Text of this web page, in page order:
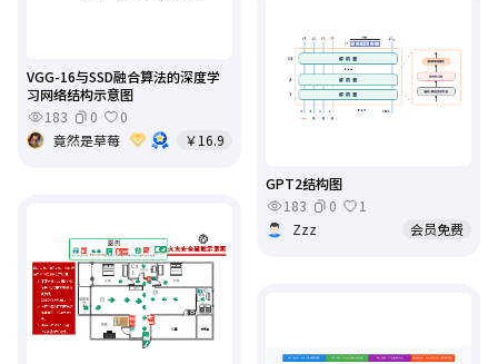
VGG-16与SSD融合算法的深度学
习网络结构示意图
183
0
0
竟然是草莓
￥16.9
GPT2结构图
183
0
1
Zzz
会员免费